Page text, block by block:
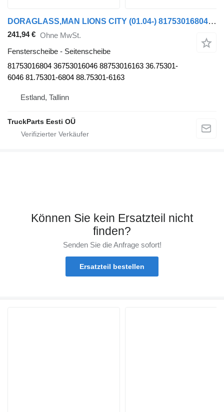
DORAGLASS,MAN LIONS CITY (01.04-) 81753016804 Seitenscheibe für MAN Bus
241,94 € Ohne MwSt.
Fensterscheibe - Seitenscheibe
81753016804 36753016046 88753016163 36.75301-
6046 81.75301-6804 88.75301-6163
Estland, Tallinn
TruckParts Eesti OÜ
Können Sie kein Ersatzteil nicht
finden?
Senden Sie die Anfrage sofort!
Ersatzteil bestellen